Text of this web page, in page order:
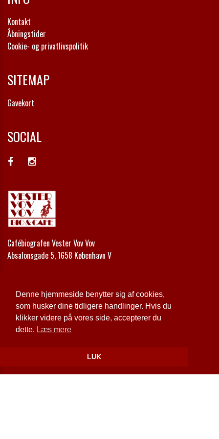
Denne hjemmeside benytter sig af cookies,
som husker dine tidligere handlinger. Hvis du
klikker videre på vores side, accepterer du
dette. Læs mere
LUK
Kontakt
Åbningstider
Cookie- og privatlivspolitik
SITEMAP
Gavekort
SOCIAL
Cafébiografen Vester Vov Vov
Absalonsgade 5, 1658 København V
Email: kontakt@vestervovvov.dk
Cookie- og privatlivspolitik